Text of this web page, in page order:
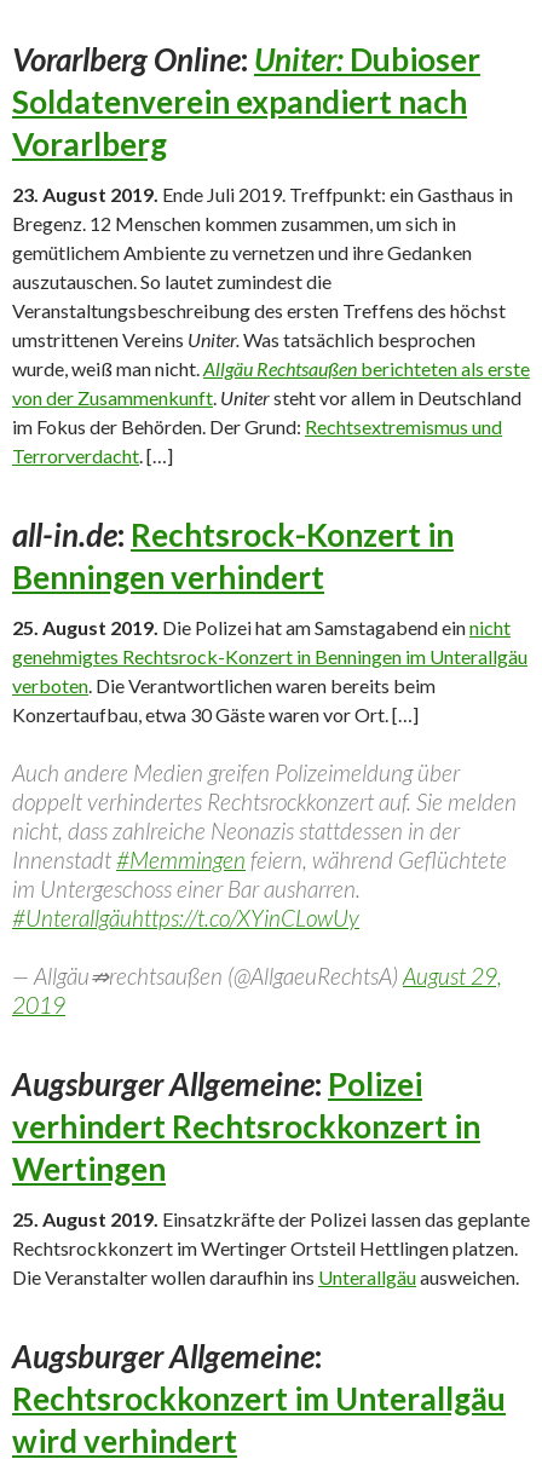
Vorarlberg Online: Uniter: Dubioser
Soldatenverein expandiert nach
Vorarlberg
23. August 2019. Ende Juli 2019. Treffpunkt: ein Gasthaus in
Bregenz. 12 Menschen kommen zusammen, um sich in
gemütlichem Ambiente zu vernetzen und ihre Gedanken
auszutauschen. So lautet zumindest die
Veranstaltungsbeschreibung des ersten Treffens des höchst
umstrittenen Vereins Uniter.Was tatsächlich besprochen
wurde, weiß man nicht.Allgäu Rechtsaußen berichteten als erste
von der Zusammenkunft. Unitersteht vor allem in Deutschland
im Fokus der Behörden. Der Grund: Rechtsextremismus und
Terrorverdacht. […]
all-in.de: Rechtsrock-Konzert in
Benningen verhindert
25. August 2019. Die Polizei hat am Samstagabend einnicht
genehmigtes Rechtsrock-Konzert in Benningen im Unterallgäu
verboten. Die Verantwortlichen waren bereits beim
Konzertaufbau, etwa 30 Gäste waren vor Ort. […]
Auch andere Medien greifen Polizeimeldung über
doppelt verhindertes Rechtsrockkonzert auf. Sie melden
nicht, dass zahlreiche Neonazis stattdessen in der
Innenstadt#Memmingen feiern, während Geflüchtete
im Untergeschoss einer Bar ausharren.
#Unterallgäuhttps://t.co/XYinCLowUy
— Allgäu⇏rechtsaußen (@AllgaeuRechtsA) August 29,
2019
Augsburger Allgemeine: Polizei
verhindert Rechtsrockkonzert in
Wertingen
25. August 2019. Einsatzkräfte der Polizei lassen das geplante
Rechtsrockkonzert im Wertinger Ortsteil Hettlingen platzen.
Die Veranstalter wollen daraufhin ins Unterallgäuausweichen.
Augsburger Allgemeine:
Rechtsrockkonzert im Unterallgäu
wird verhindert